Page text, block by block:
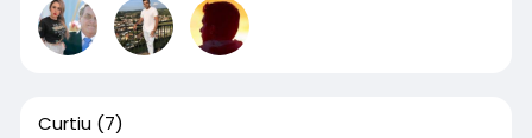
Curtiu (7)